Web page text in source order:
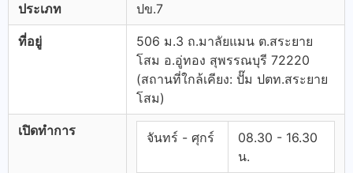
ประเภท ปข.7
ที่อยู่
506 ม.3 ถ.มาลัยแมน ต.สระยาย
โสม อ.อู่ทอง สุพรรณบุรี 72220
(สถานที่ใกล้เคียง: ปั๊ม ปตท.สระยาย
โสม)
เปิดทำการ จันทร์ - ศุกร์
08.30 - 16.30
น.